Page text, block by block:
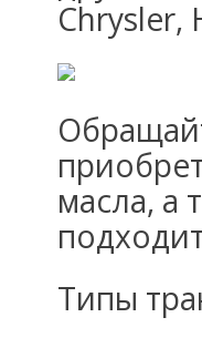
Chrysler,
масла, а
Типы